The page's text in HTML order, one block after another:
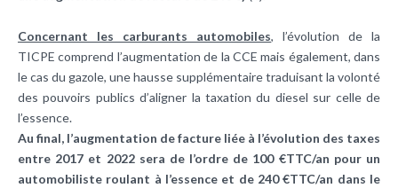
Concernant les carburants automobiles, l’évolution de la
TICPE comprend l’augmentation de la CCE mais également, dans
le cas du gazole, une hausse supplémentaire traduisant la volonté
des pouvoirs publics d’aligner la taxation du diesel sur celle de
l’essence.
Au final, l’augmentation de facture liée à l’évolution des taxes
entre 2017 et 2022 sera de l’ordre de 100 €TTC/an pour un
automobiliste roulant à l’essence et de 240 €TTC/an dans le